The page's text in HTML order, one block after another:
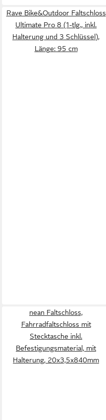
Rave Bike&Outdoor Faltschloss
Ultimate Pro 8 (1-tlg., inkl.
Halterung und 3 Schlüssel),
Länge: 95 cm
nean Faltschloss,
Fahrradfaltschloss mit
Stecktasche inkl.
Befestigungsmaterial, mit
Halterung, 20x3,5x840mm